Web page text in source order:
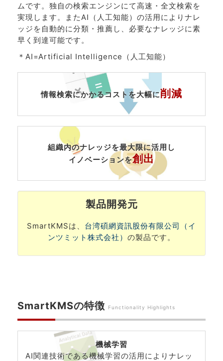
ムです。独自の検索エンジンにて高速・全文検索を
実現します。またAI（人工知能）の活用によりナレ
ッジを自動的に分類・推薦し、必要なナレッジに素
早く到達可能です。
＊AI=Artificial Intelligence（人工知能）
情報検索にかかるコスト を大幅に削減
組織内のナレッジを最大限に活用し
イノベーションを創出
製品開発元
SmartKMSは、 台湾碩網資訊股份有限公司（イ
ンツミット株式会社） の製品です。
SmartKMSの特徴 Functionality Highlights
機械学習
AI関連技術である機械学習の活用によりナレッ